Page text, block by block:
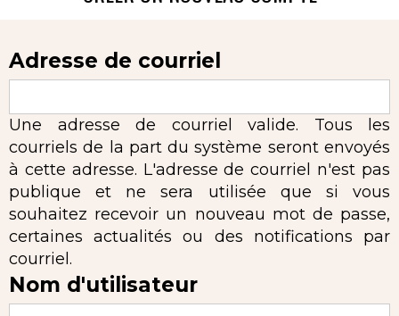
Adresse de courriel
Une adresse de courriel valide. Tous les
courriels de la part du système seront envoyés
à cette adresse. L'adresse de courriel n'est pas
publique et ne sera utilisée que si vous
souhaitez recevoir un nouveau mot de passe,
certaines actualités ou des notifications par
courriel.
Nom d'utilisateur